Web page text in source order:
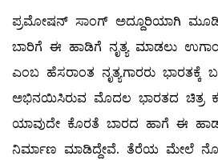
ಪ್ರಮೋಷನ್ ಸಾಂಗ್ ಅದ್ದೂರಿಯಾಗಿ
ಬಾರಿಗೆ ಈ ಹಾಡಿಗೆ ನೃತ್ಯ ಮಾಡಲು
ಎಂಬ ಹೆಸರಾಂತ ನೃತ್ಯಗಾರರು ಭಾರತಕ್ಕೆ
ಅಭಿನಯಿಸಿರುವ ಮೊದಲ ಭಾರತದ ಚಿತ್ರ
ಯಾವುದೇ ಕೊರತೆ ಬಾರದ ಹಾಗೆ ಈ
ನಿರ್ಮಾಣ ಮಾಡಿದ್ದೇವೆ. ತೆರೆಯ ಮೇಲೆ